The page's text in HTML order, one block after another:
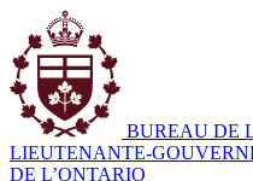
BUREAU DE
LIEUTENANTE-
DE L’ONTARIO